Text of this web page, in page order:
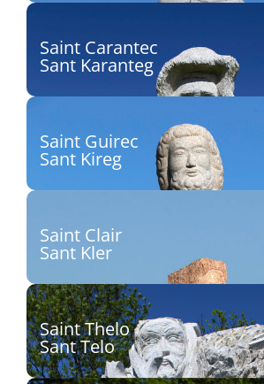
Saint Carantec
Sant Karanteg
Sculpteur : Norbert Le Gall
Saint Guirec
Sant Kireg
Sculpteur : Seenu Shanmugam
Saint Clair
Sant Kler
Sculpteur : David Puech
Saint Thelo
Sant Telo
Sculpteur : Bruno Panas